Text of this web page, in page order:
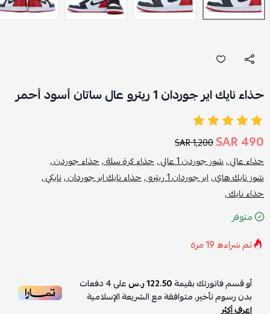
حذاء نايك اير جوردان 1 ريترو عال ساتان أسود أحمر
490 SAR
1,200 SAR
حذاء عالي ,شوز جوردن 1 عالي , حذاء كرة سلة ,حذاء جوردن ,
شوز نايك هاي ,اير جوردان 1 ريترو , حذاء نايك اير جوردان ,نايكي ,
حذاء نايك ,
متوفر
تم شراءه19مرة
أو قسم فاتورتك بقيمة122.50 ر.س على4دفعات
بدون رسوم تأخير، متوافقة مع الشريعة الإسلامية
اعرف أكثر